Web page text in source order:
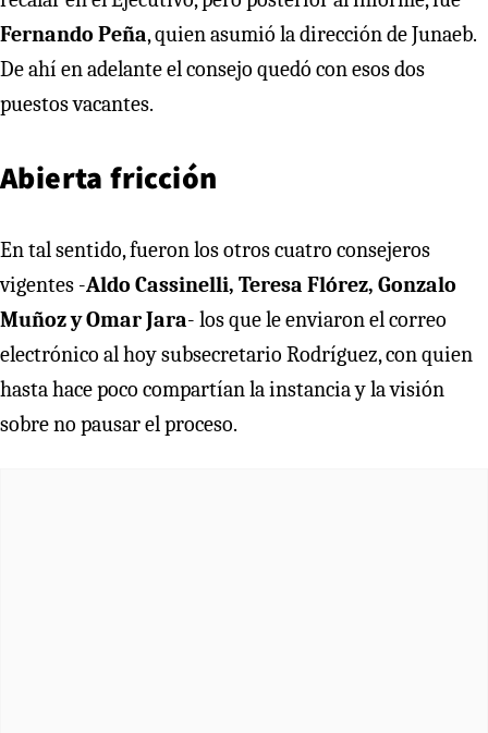
Fernando Peña, quien asumió la dirección de Junaeb.
De ahí en adelante el consejo quedó con esos dos
puestos vacantes.
Abierta fricción
En tal sentido, fueron los otros cuatro consejeros
vigentes -Aldo Cassinelli, Teresa Flórez, Gonzalo
Muñoz y Omar Jara- los que le enviaron el correo
electrónico al hoy subsecretario Rodríguez, con quien
hasta hace poco compartían la instancia y la visión
sobre no pausar el proceso.